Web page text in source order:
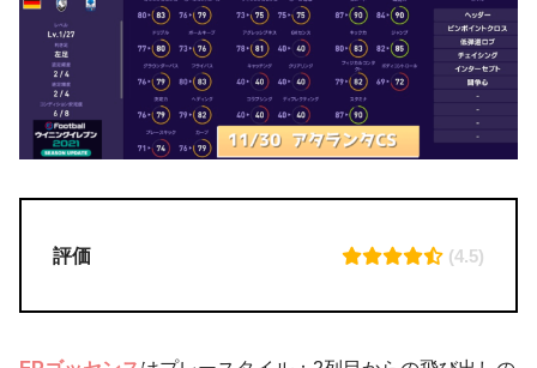
評価 (4.5)